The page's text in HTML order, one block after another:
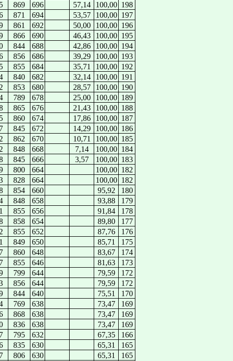
869 696 57,14 100,00 198
871 694 53,57 100,00 197
861 692 50,00 100,00 196
866 690 46,43 100,00 195
844 688 42,86 100,00 194
856 686 39,29 100,00 193
855 684 35,71 100,00 192
840 682 32,14 100,00 191
853 680 28,57 100,00 190
789 678 25,00 100,00 189
865 676 21,43 100,00 188
860 674 17,86 100,00 187
845 672 14,29 100,00 186
862 670 10,71 100,00 185
848 668 7,14 100,00 184
845 666 3,57 100,00 183
800 664 100,00 182
828 664 100,00 182
854 660 95,92
180
848 658 93,88
179
855 656 91,84
178
858 654 89,80
177
855 652 87,76
176
849 650 85,71
175
860 648 83,67
174
855 646 81,63
173
799 644 79,59
172
856 644 79,59
172
844 640 75,51
170
769 638 73,47
169
868 638 73,47
169
836 638 73,47
169
795 632 67,35
166
835 630 65,31
165
806 630 65,31
165